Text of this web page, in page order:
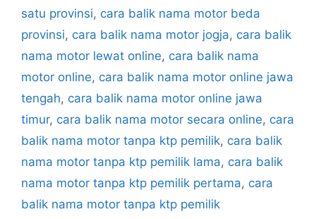
satu provinsi, cara balik nama motor beda
provinsi, cara balik nama motor jogja, cara balik
nama motor lewat online, cara balik nama
motor online, cara balik nama motor online jawa
tengah, cara balik nama motor online jawa
timur, cara balik nama motor secara online, cara
balik nama motor tanpa ktp pemilik, cara balik
nama motor tanpa ktp pemilik lama, cara balik
nama motor tanpa ktp pemilik pertama, cara
balik nama motor tanpa ktp pemilik